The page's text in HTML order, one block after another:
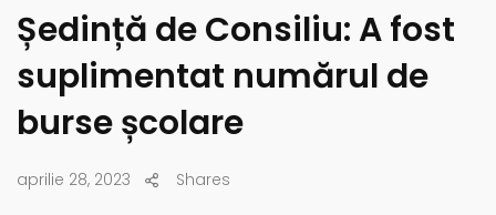
Ședință de Consiliu: A fost
suplimentat numărul de
burse școlare
aprilie 28, 2023 Shares